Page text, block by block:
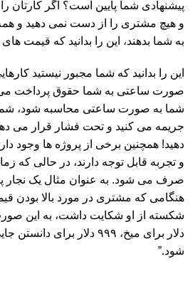
پیشنهادی شما پایین است؟ اگر کارتان
و هیچ مشتری را از دست نمی دهید و
به شما بدهند، این را بدانید که قیمت
این را بدانید که شما مجبور نیستید
صورت ساعتی به شما حقوق پرداخت
شما به صورت ساعتی محاسبه شود، شما
جریمه می کنید و تحت فشار قرار می
دهید! همچنین برخی از پروژه ها وجود
و تجربه قابل توجه دارند، در حالی که
صرف می شود. به عنوان مثال یک نجار
هنگامی که مشتری در مورد بالا بودن
دلار برای میخ، ۹۹۹ دلار
شود.”